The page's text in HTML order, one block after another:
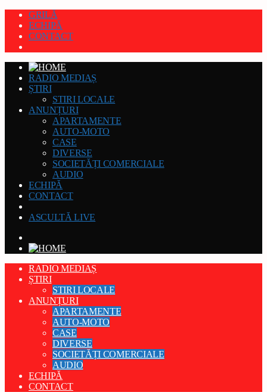
GRILĂ
ECHIPĂ
CONTACT
RADIO MEDIAȘ
ȘTIRI
STIRI LOCALE
ANUNȚURI
APARTAMENTE
AUTO-MOTO
CASE
DIVERSE
SOCIETĂȚI COMERCIALE
AUDIO
ECHIPĂ
CONTACT
ASCULTĂ LIVE
RADIO MEDIAȘ
ȘTIRI
STIRI LOCALE
ANUNȚURI
APARTAMENTE
AUTO-MOTO
CASE
DIVERSE
SOCIETĂȚI COMERCIALE
AUDIO
ECHIPĂ
CONTACT